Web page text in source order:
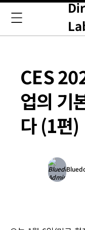
CES
업의 기
다 (1편)